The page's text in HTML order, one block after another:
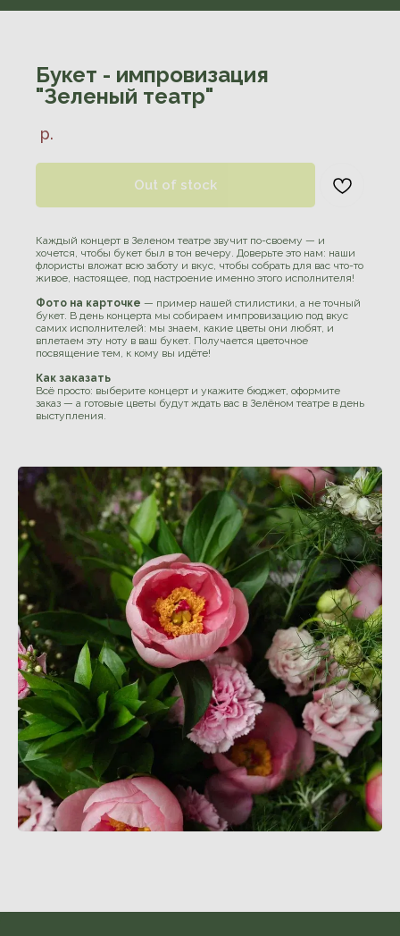
Букет - импровизация
"Зеленый театр"
р.
Out of stock
Каждый концерт в Зеленом театре звучит по-своему — и
хочется, чтобы букет был в тон вечеру. Доверьте это нам: наши
флористы вложат всю заботу и вкус, чтобы собрать для вас что-то
живое, настоящее, под настроение именно этого исполнителя!
Фото на карточке — пример нашей стилистики, а не точный
букет. В день концерта мы собираем импровизацию под вкус
самих исполнителей: мы знаем, какие цветы они любят, и
вплетаем эту ноту в ваш букет. Получается цветочное
посвящение тем, к кому вы идёте!
Как заказать
Всё просто: выберите концерт и укажите бюджет, оформите
заказ — а готовые цветы будут ждать вас в Зелёном театре в день
выступления.
E-mail: hello@botsad.studio
BOTСАД® – зарегистрированный товарный знак
права защищены
ИП Витюк Екатерина Владимировна ИНН 504210878025
ОГРН 319508100206697 127273 г. Москва, Олонецкая, 4